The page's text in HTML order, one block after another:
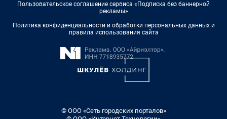
Пользовательское соглашение сервиса «Подписка без баннерной
рекламы»
Политика конфиденциальности и обработки персональных данных и
правила использования сайта
© ООО «Сеть городских порталов»